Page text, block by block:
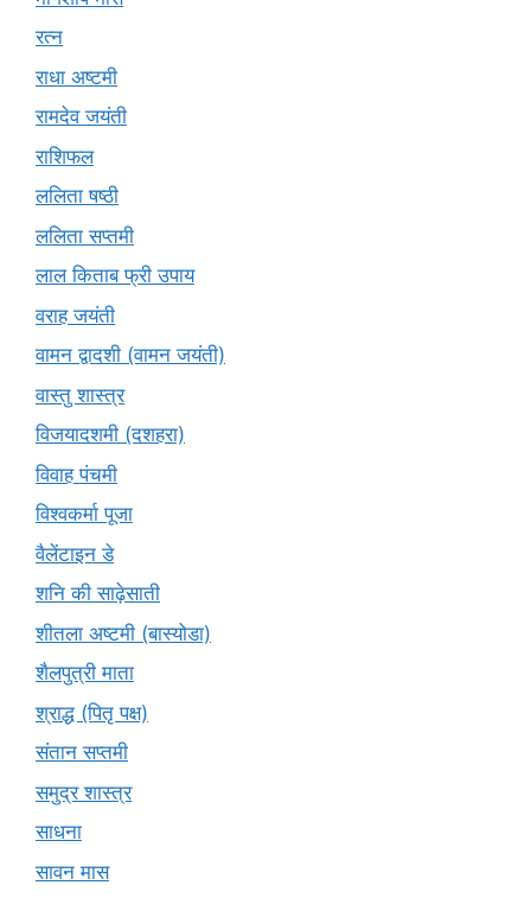
रत्न
राधा अष्टमी
रामदेव जयंती
राशिफल
ललिता षष्ठी
ललिता सप्तमी
लाल किताब फ्री उपाय
वराह जयंती
वामन द्वादशी (वामन जयंती)
वास्तु शास्त्र
विजयादशमी (दशहरा)
विवाह पंचमी
विश्वकर्मा पूजा
वैलेंटाइन डे
शनि की साढ़ेसाती
शीतला अष्टमी (बास्योडा)
शैलपुत्री माता
श्राद्ध (पितृ पक्ष)
संतान सप्तमी
समुद्र शास्त्र
साधना
सावन मास